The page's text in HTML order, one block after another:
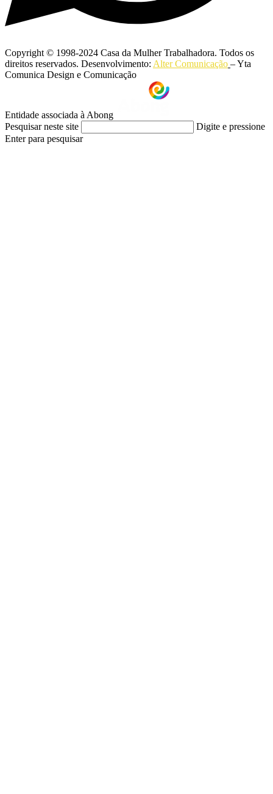
Copyright © 1998-2024 Casa da Mulher Trabalhadora. Todos os
direitos reservados. Desenvolvimento: Alter Comunicação – Yta
Comunica Design e Comunicação
Entidade associada à Abong
Pesquisar neste site
Digite e pressione
Enter para pesquisar